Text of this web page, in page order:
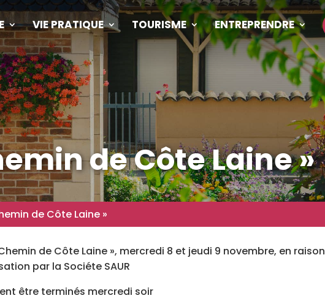
VIE PRATIQUE TOURISME ENTREPRENDRE
de Côte Laine »
de Côte Laine »
de Côte Laine », mercredi 8 et jeudi 9 novembre, en raison
par la Sociéte SAUR
être terminés mercredi soir